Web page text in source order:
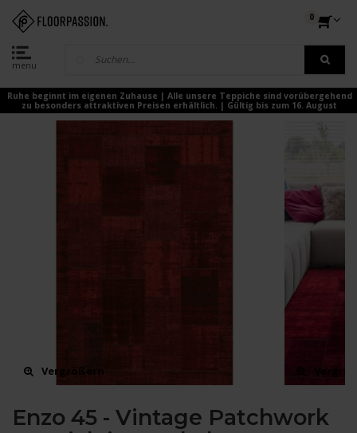
menu
0
Ruhe beginnt im eigenen Zuhause | Alle unsere Teppiche sind vorübergehend
zu besonders attraktiven Preisen erhältlich. | Gültig bis zum 16. August
Vergrößern
Enzo 45 - Vintage Patchwork